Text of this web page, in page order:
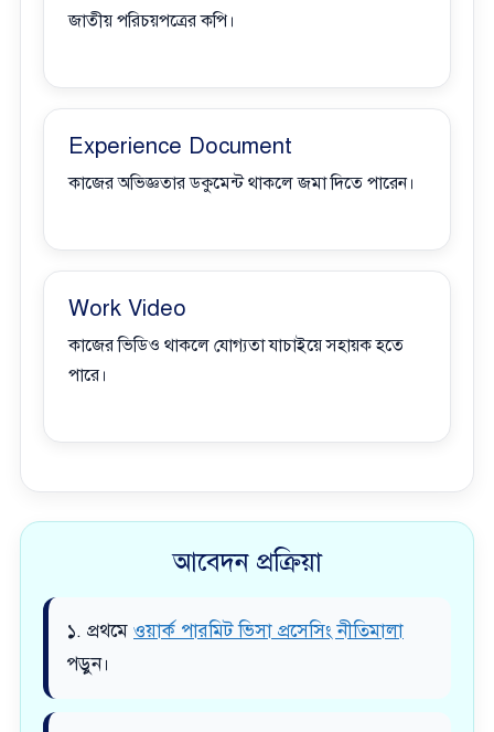
জাতীয় পরিচয়পত্রের কপি।
Experience Document
কাজের অভিজ্ঞতার ডকুমেন্ট থাকলে জমা দিতে পারেন।
Work Video
কাজের ভিডিও থাকলে যোগ্যতা যাচাইয়ে সহায়ক হতে
পারে।
আবেদন প্রক্রিয়া
১. প্রথমে ওয়ার্ক পারমিট ভিসা প্রসেসিং নীতিমালা
পড়ুন।